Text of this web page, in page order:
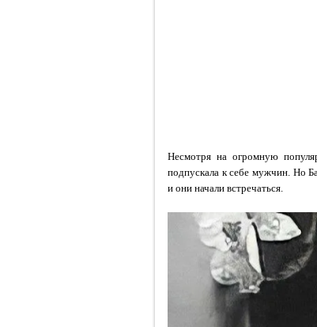
Несмотря на огромную
подпускала к себе мужчин. Но
и они начали встречаться.